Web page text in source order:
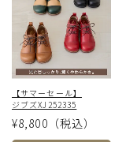
【サマーセール】
ジブズXJ252335
¥8,800 （税込）